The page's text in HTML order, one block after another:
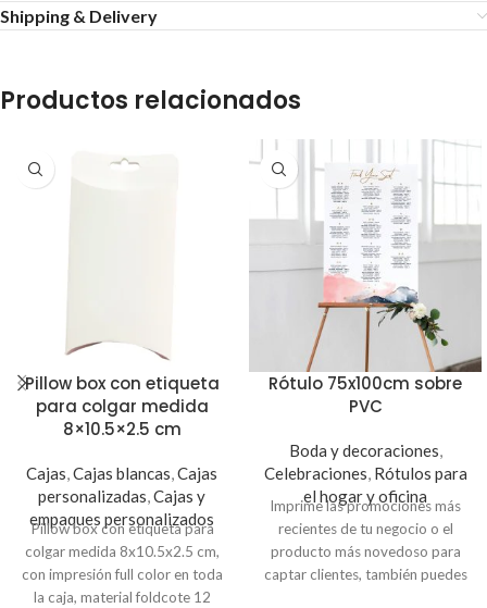
Shipping & Delivery
Productos relacionados
Pillow box con etiqueta
para colgar medida
8×10.5×2.5 cm
Cajas,Cajas blancas,Cajas
personalizadas,Cajas y
empaques personalizados
Pillow box con etiqueta para
colgar medida 8x10.5x2.5 cm,
con impresión full color en toda
la caja, material foldcote 12
Rótulo 75x100cm sobre
PVC
Boda y decoraciones,
Celebraciones, Rótulos para
el hogar y oficina
Imprime las promociones más
recientes de tu negocio o el
producto más novedoso para
captar clientes, también puedes